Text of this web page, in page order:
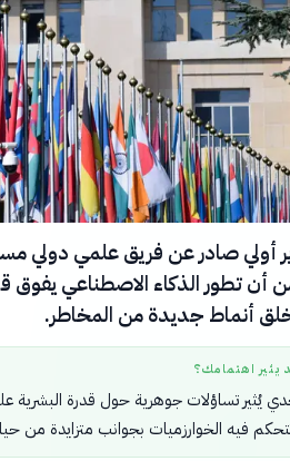
من أن تطور الذكاء الاصطناعي يفوق
أنماط جديدة من المخاطر.
يثير اهتمامك؟
يُثير تساؤلات جوهرية حول قدرة البشرية
فيه الخوارزميات بجوانب متزايدة من